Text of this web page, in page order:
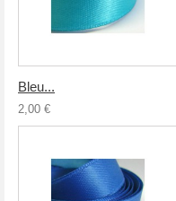
Bleu...
2,00 €